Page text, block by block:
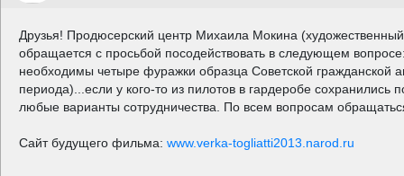
Друзья! Продюсерский центр Михаила Мокина
обращается с просьбой посодействовать в следующем
необходимы четыре фуражки образца Советской гражданской
периода)...если у кого-то из пилотов в гардеробе сохранились
любые варианты сотрудничества. По всем вопросам
Сайт будущего фильма: www.verka-togliatti2013.narod.ru